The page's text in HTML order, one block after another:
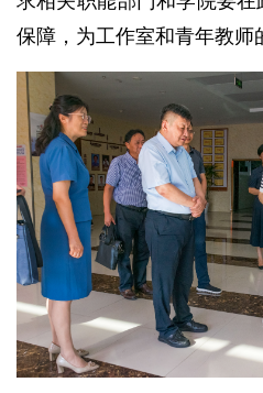
保障，为工作室和青年教师